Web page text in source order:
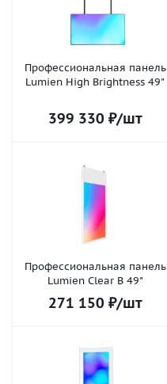
Профессиональная панель
Lumien High Brightness 49"
399 330 ₽/шт
Профессиональная панель
Lumien Clear B 49"
271 150 ₽/шт